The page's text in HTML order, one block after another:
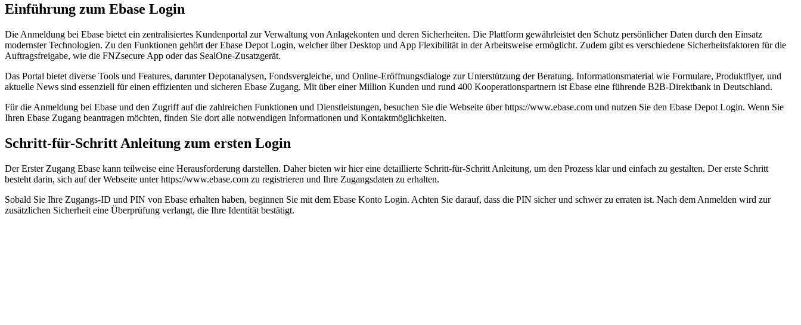
Einführung zum Ebase Login
Die Anmeldung bei Ebase bietet ein zentralisiertes Kundenportal zur Verwaltung von Anlagekonten und deren Sicherheiten. Die Plattform gewährleistet den Schutz persönlicher Daten durch den Einsatz
modernster Technologien. Zu den Funktionen gehört der Ebase Depot Login, welcher über Desktop und App Flexibilität in der Arbeitsweise ermöglicht. Zudem gibt es verschiedene Sicherheitsfaktoren für die
Auftragsfreigabe, wie die FNZsecure App oder das SealOne-Zusatzgerät.
Das Portal bietet diverse Tools und Features, darunter Depotanalysen, Fondsvergleiche, und Online-Eröffnungsdialoge zur Unterstützung der Beratung. Informationsmaterial wie Formulare, Produktflyer, und
aktuelle News sind essenziell für einen effizienten und sicheren Ebase Zugang. Mit über einer Million Kunden und rund 400 Kooperationspartnern ist Ebase eine führende B2B-Direktbank in Deutschland.
Für die Anmeldung bei Ebase und den Zugriff auf die zahlreichen Funktionen und Dienstleistungen, besuchen Sie die Webseite über https://www.ebase.com und nutzen Sie den Ebase Depot Login. Wenn Sie
Ihren Ebase Zugang beantragen möchten, finden Sie dort alle notwendigen Informationen und Kontaktmöglichkeiten.
Schritt-für-Schritt Anleitung zum ersten Login
Der Erster Zugang Ebase kann teilweise eine Herausforderung darstellen. Daher bieten wir hier eine detaillierte Schritt-für-Schritt Anleitung, um den Prozess klar und einfach zu gestalten. Der erste Schritt
besteht darin, sich auf der Webseite unter https://www.ebase.com zu registrieren und Ihre Zugangsdaten zu erhalten.
Sobald Sie Ihre Zugangs-ID und PIN von Ebase erhalten haben, beginnen Sie mit dem Ebase Konto Login. Achten Sie darauf, dass die PIN sicher und schwer zu erraten ist. Nach dem Anmelden wird zur
zusätzlichen Sicherheit eine Überprüfung verlangt, die Ihre Identität bestätigt.